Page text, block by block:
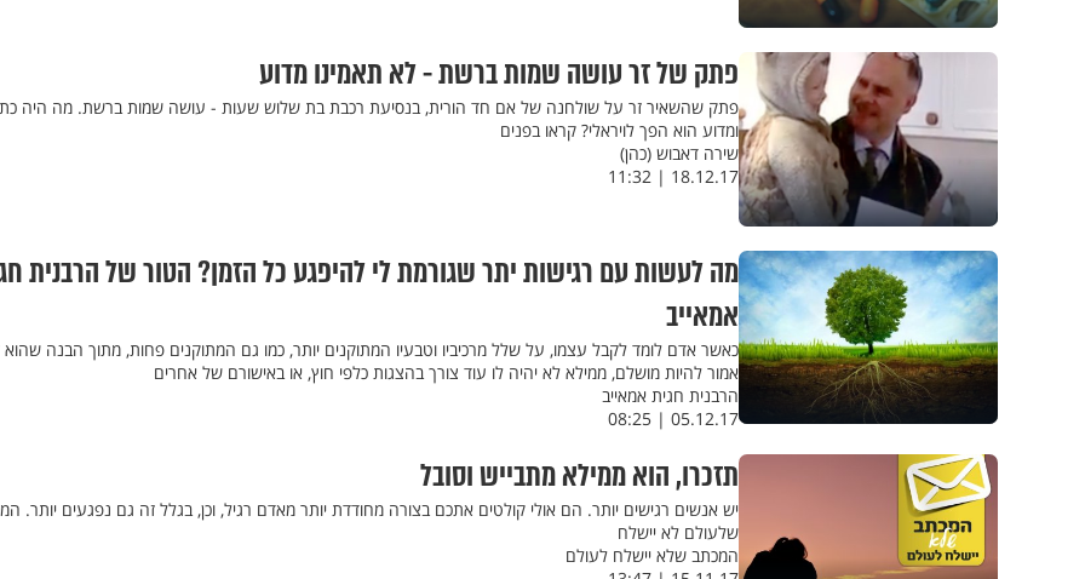
פתק של זר עושה שמות ברשת - לא תאמינו מדוע
פתק שהשאיר זר על שולחנה של אם חד הורית, בנסיעת רכבת בת שלוש שעות - עושה שמות ברשת. מה היה
ומדוע הוא הפך לויראלי? קראו בפנים
שירה דאבוש (כהן)
18.12.17 | 11:32
מה לעשות עם רגישות יתר שגורמת לי להיפגע כל הזמן? הטור של הרבנית
אמאייב
כאשר אדם לומד לקבל עצמו, על שלל מרכיביו וטבעיו המתוקנים יותר, כמו גם המתוקנים פחות, מתוך הבנה
אמור להיות מושלם, ממילא לא יהיה לו עוד צורך בהצגות כלפי חוץ, או באישורם של אחרים
הרבנית חגית אמאייב
05.12.17 | 08:25
תזכרו, הוא ממילא מתבייש וסובל
יש אנשים רגישים יותר. הם אולי קולטים אתכם בצורה מחודדת יותר מאדם רגיל, וכן, בגלל זה גם נפגעים יותר.
שלעולם לא יישלח
המכתב שלא יישלח לעולם